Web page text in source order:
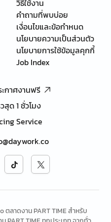
วิธีใช้งาน
คำถามที่พบบ่อย
เงื่อนไขและข้อกำหนด
นโยบายความเป็นส่วนตัว
นโยบายการใช้ข้อมูลคุกกี้
Job Index
ะกาศงานฟรี
สุด 1 ชั่วโมง
Service
ลาดงาน PART TIME สำหรับ